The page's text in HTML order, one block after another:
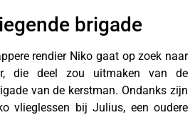
brigade
rendier Niko gaat op zoek naar
die deel zou uitmaken van de
van de kerstman. Ondanks zijn
vlieglessen bij Julius, een oudere